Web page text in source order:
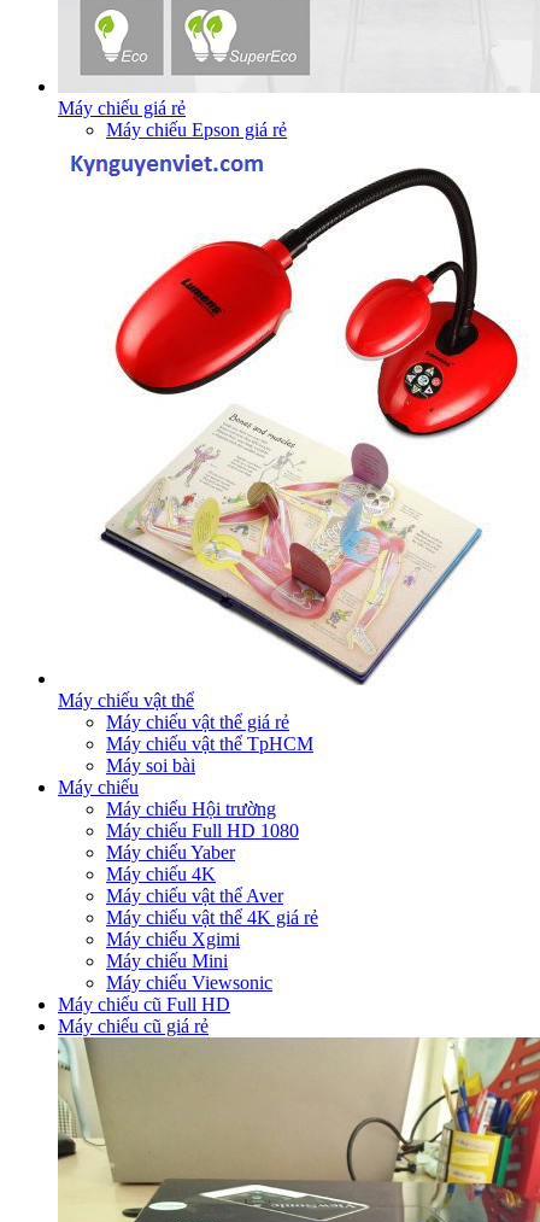
Máy chiếu giá rẻ
Máy chiếu Epson giá rẻ
Máy chiếu vật thể
Máy chiếu vật thể giá rẻ
Máy chiếu vật thể TpHCM
Máy soi bài
Máy chiếu
Máy chiếu Hội trường
Máy chiếu Full HD 1080
Máy chiếu Yaber
Máy chiếu 4K
Máy chiếu vật thể Aver
Máy chiếu vật thể 4K giá rẻ
Máy chiếu Xgimi
Máy chiếu Mini
Máy chiếu Viewsonic
Máy chiếu cũ Full HD
Máy chiếu cũ giá rẻ